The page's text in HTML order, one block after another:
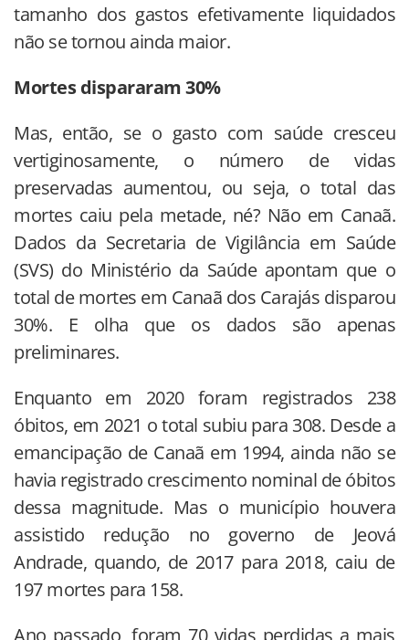
tamanho dos gastos efetivamente liquidados
não se tornou ainda maior.
Mortes dispararam 30%
Mas, então, se o gasto com saúde cresceu
vertiginosamente, o número de vidas
preservadas aumentou, ou seja, o total das
mortes caiu pela metade, né? Não em Canaã.
Dados da Secretaria de Vigilância em Saúde
(SVS) do Ministério da Saúde apontam que o
total de mortes em Canaã dos Carajás disparou
30%. E olha que os dados são apenas
preliminares.
Enquanto em 2020 foram registrados 238
óbitos, em 2021 o total subiu para 308. Desde a
emancipação de Canaã em 1994, ainda não se
havia registrado crescimento nominal de óbitos
dessa magnitude. Mas o município houvera
assistido redução no governo de Jeová
Andrade, quando, de 2017 para 2018, caiu de
197 mortes para 158.
Ano passado, foram 70 vidas perdidas a mais